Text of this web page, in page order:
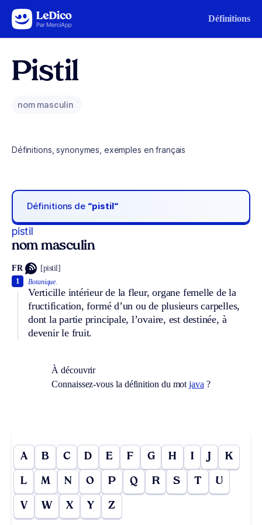
Aller au contenu Définitions
Pistil
nom masculin
Définitions, synonymes, exemples en français
Définitions de “pistil“
pistil
nom masculin
FR [pistil]
Botanique.
Verticille intérieur de la fleur, organe femelle de la
fructification, formé d’un ou de plusieurs carpelles,
dont la partie principale, l’ovaire, est destinée, à
devenir le fruit.
1
À découvrir
Connaissez-vous la définition du motjava ?
A B C D E F G H I J K
L M N O P Q R S T U
V W X Y Z